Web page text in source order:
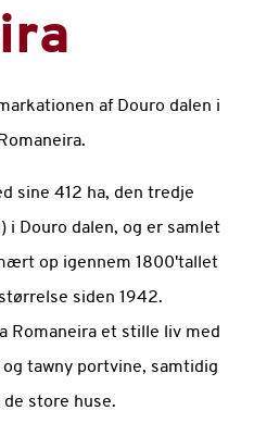
af Douro dalen i
sine 412 ha, den tredje
i Douro dalen, og er samlet
op igennem 1800'tallet
siden 1942.
Romaneira et stille liv med
tawny portvine, samtidig
store huse.